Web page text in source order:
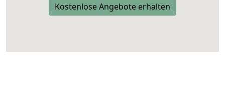
Kostenlose Angebote erhalten